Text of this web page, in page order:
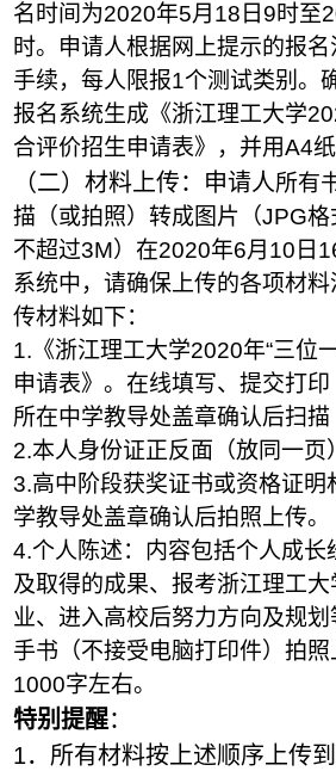
名时间为2020年5月18日9时至
时。申请人根据网上提示的报
手续，每人限报1个测试类别。
报名系统生成《浙江理工大学
合评价招生申请表》，并用A4纸
（二）材料上传：申请人所有
描（或拍照）转成图片（JPG
不超过3M）在2020年6月 10 日1
系统中，请确保上传的各项材
传材料如下：
1.《浙江理工大学2020年“三位
申请表》。在线填写、提交打
所在中学教导处盖章确认后扫描
2.本人身份证正反面（放同一页
3.高中阶段获奖证书或资格证明
学教导处盖章确认后拍照上传。
4.个人陈述：内容包括个人成长
及取得的成果、报考浙江理工
业、进入高校后努力方向及规
手书（不接受电脑打印件）拍
1000字左右。
特别提醒：
1． 所有材料按上述顺序上传